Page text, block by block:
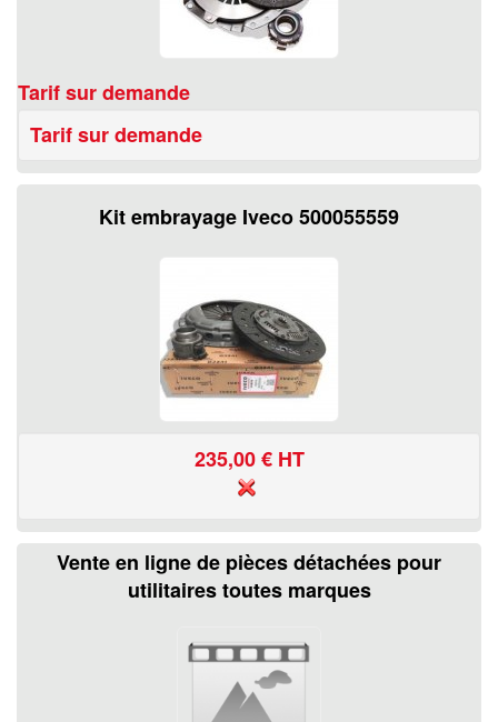
Tarif sur demande
Tarif sur demande
Kit embrayage Iveco 500055559
235,00€ HT
Vente en ligne de pièces détachées pour
utilitaires toutes marques